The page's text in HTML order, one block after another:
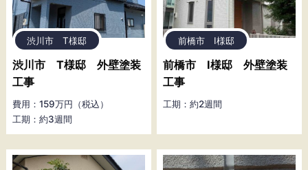
渋川市 T様邸
渋川市 T様邸 外壁塗装
工事
費用：159万円（税込）
工期：約3週間
前橋市 I様邸
前橋市 I様邸 外壁塗装
工事
工期：約2週間